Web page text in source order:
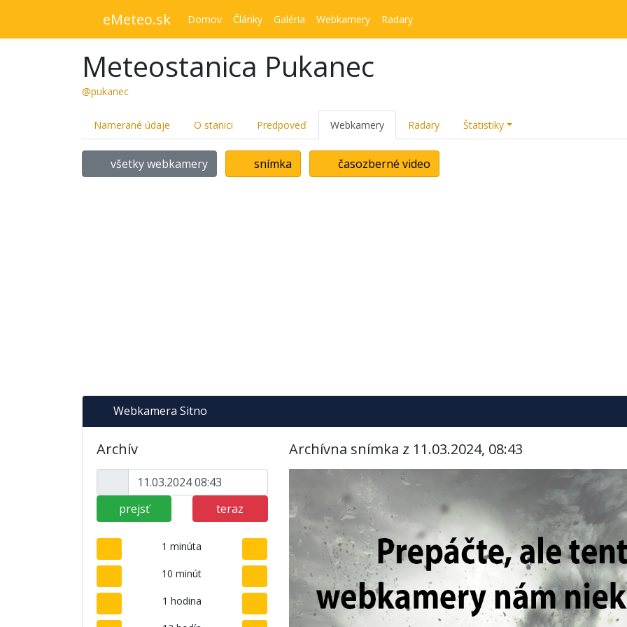
eMeteo.sk Domov Články Galéria Webkamery Radary
Meteostanica Pukanec
@pukanec
Namerané údaje O stanici Predpoveď Webkamery Radary Štatistiky
všetky webkamery snímka časozberné video
Webkamera Sitno
Archív
prejsť teraz
1 minúta
10 minút
1 hodina
Archívna snímka z 11.03.2024, 08:43